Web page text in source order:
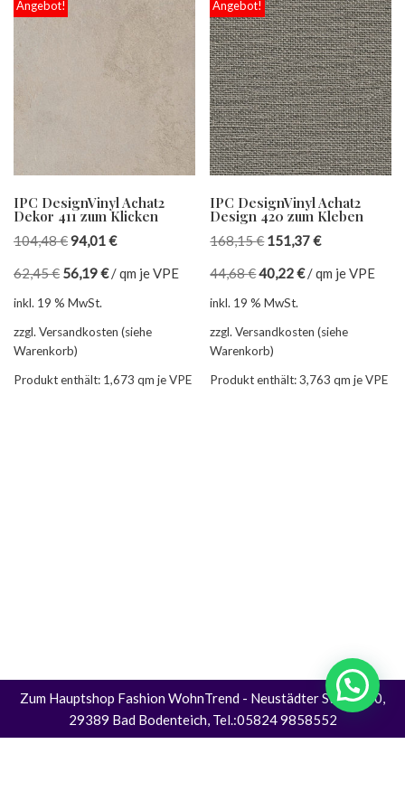
Angebot!
IPC DesignVinyl Achat2
Dekor 411 zum Klicken
104,48€94,01€
62,45€ 56,19€/qm je VPE
inkl. 19 % MwSt.
zzgl. Versandkosten (siehe
Warenkorb)
Produkt enthält: 1,673 qm je VPE
Angebot!
IPC DesignVinyl Achat2
Design 420 zum Kleben
168,15€ 151,37€
44,68€40,22€/qm je VPE
inkl. 19 % MwSt.
zzgl. Versandkosten (siehe
Warenkorb)
Produkt enthält: 3,763qm je VPE
Zum Hauptshop Fashion WohnTrend - Neustädter Straße 30,
29389 Bad Bodenteich, Tel.:05824 9858552